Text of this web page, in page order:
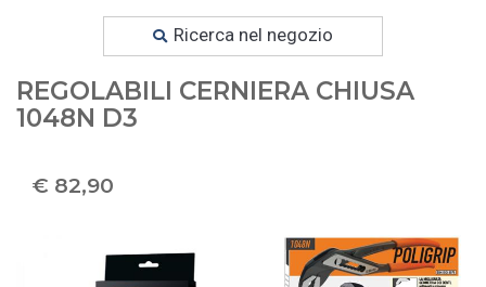
Ricerca nel negozio
SERIE DI 3 PINZE POLIGRIP BETA
REGOLABILI CERNIERA CHIUSA
1048N D3
€ 82,90